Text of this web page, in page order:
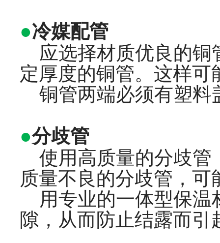
●冷媒配管
应选择材质优良的铜
定厚度的铜管。这样可
铜管两端必须有塑料
●分歧管
使用高质量的分歧管
质量不良的分歧管，
用专业的一体型保温
隙，从而防止结露而引